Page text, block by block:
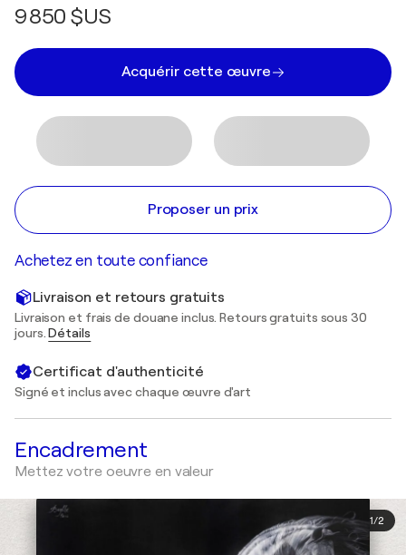
9 850 $US
Acquérir cette œuvre
Proposer un prix
Achetez en toute confiance
Livraison et retours gratuits
Livraison et frais de douane inclus. Retours gratuits sous 30
jours.Détails
Certificat d'authenticité
Signé et inclus avec chaque œuvre d'art
Encadrement
Mettez votre oeuvre en valeur
1/2